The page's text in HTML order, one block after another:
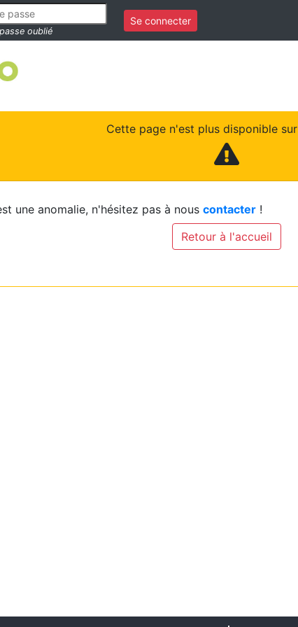
oublié
Se connecter
Cette page n'est plus disponible sur
une anomalie, n'hésitez pas à nous contacter !
Retour à l'accueil